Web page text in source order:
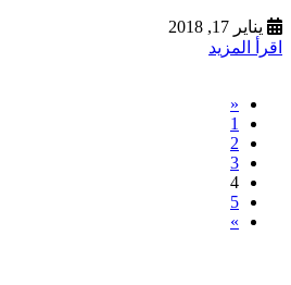
يناير 17, 2018
اقرأ المزيد
«
1
2
3
4
5
»